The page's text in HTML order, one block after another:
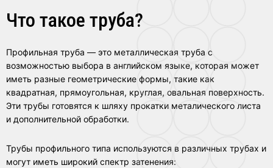
Что такое труба?
Профильная труба — это металлическая труба с
возможностью выбора в английском языке, которая может
иметь разные геометрические формы, такие как
квадратная, прямоугольная, круглая, овальная поверхность.
Эти трубы готовятся к шляху прокатки металического листа
и дополнительной обработки.
Трубы профильного типа используются в различных трубах и
могут иметь широкий спектр затенения: